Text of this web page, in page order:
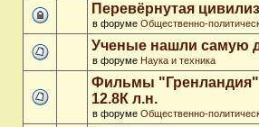
Перевёрнутая
в форуме Общественно-
Ученые нашли самую
в форуме Наука и техника
Фильмы "Гренландия"
12.8К л.н.
в форуме Общественно-